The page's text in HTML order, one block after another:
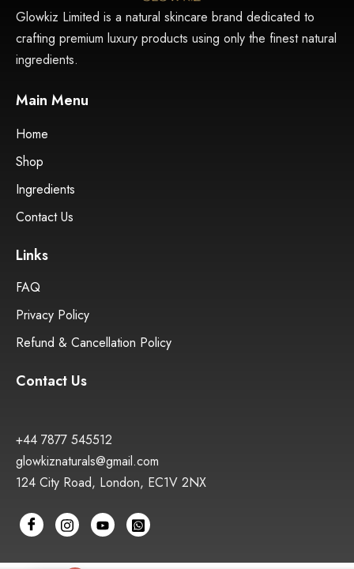
Glowkiz Limited is a natural skincare brand dedicated to
crafting premium luxury products using only the finest natural
ingredients.
Main Menu
Home
Shop
Ingredients
Contact Us
Links
FAQ
Privacy Policy
Refund & Cancellation Policy
Contact Us
+44 7877 545512
glowkiznaturals@gmail.com
124 City Road, London, EC1V 2NX